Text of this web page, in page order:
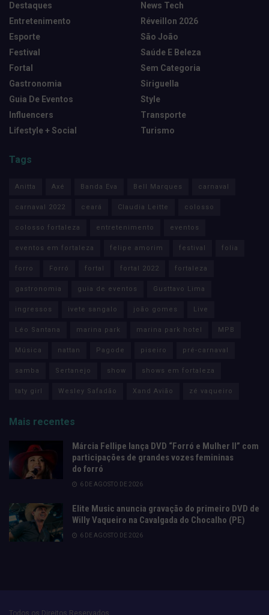
Destaques
Entretenimento
Esporte
Festival
Fortal
Gastronomia
Guia De Eventos
Influencers
Lifestyle + Social
News Tech
Réveillon 2026
São João
Saúde E Beleza
Sem Categoria
Siriguella
Style
Transporte
Turismo
Tags
Anitta Axé Banda Eva Bell Marques carnaval
carnaval 2022 ceará Claudia Leitte colosso
colosso fortaleza entretenimento eventos
eventos em fortaleza felipe amorim festival folia
forro Forró fortal fortal 2022 fortaleza
gastronomia guia de eventos Gusttavo Lima
ingressos ivete sangalo joão gomes Live
Léo Santana marina park marina park hotel MPB
Música nattan Pagode piseiro pré-carnaval
samba Sertanejo show shows em fortaleza
taty girl Wesley Safadão Xand Avião zé vaqueiro
Mais recentes
Márcia Fellipe lança DVD “Forró e Mulher II” com
participações de grandes vozes femininas
do forró
6 DE AGOSTO DE 2026
Elite Music anuncia gravação do primeiro DVD de
Willy Vaqueiro na Cavalgada do Chocalho (PE)
6 DE AGOSTO DE 2026
Todos os Direitos Reservados